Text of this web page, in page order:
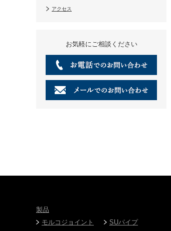
アクセス
お気軽にご相談ください
製品
モルコジョイント
SUパイプ